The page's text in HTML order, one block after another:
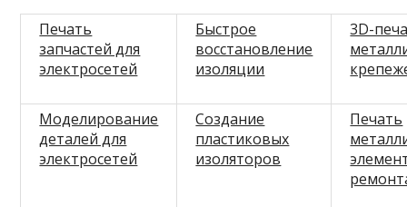
Печать
запчастей для
электросетей
Быстрое
восстановление
изоляции
3D-
Моделирование
деталей для
электросетей
Создание
пластиковых
изоляторов
Печать